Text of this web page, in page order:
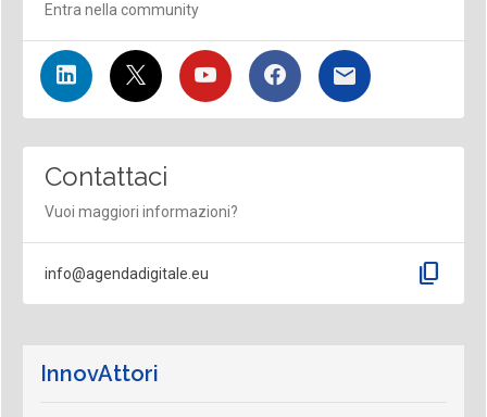
Entra nella community
Contattaci
Vuoi maggiori informazioni?
info@agendadigitale.eu content_copy
InnovAttori